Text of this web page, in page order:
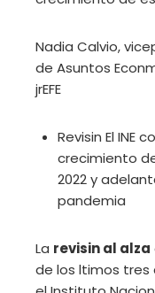
Nadia Calvio,
de Asuntos
jrEFE
Revisin El INE
crecimiento
2022 y
pandemia
La revisin al alza
de los ltimos tres